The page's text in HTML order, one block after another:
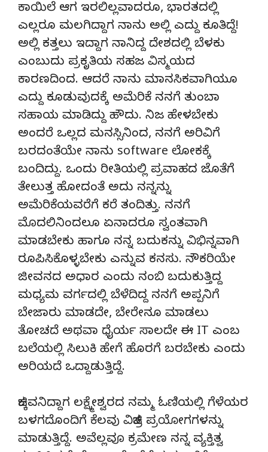
ಕಾಯಿಲೆ ಆಗ ಇರಲಿಲ್ಲವಾದರೂ, ಭಾರತದಲ್ಲಿ
ಎಲ್ಲರೂ ಮಲಗಿದ್ದಾಗ ನಾನು ಅಲ್ಲಿ ಎದ್ದು ಕೂತಿದ್ದೆ!
ಅಲ್ಲಿ ಕತ್ತಲು ಇದ್ದಾಗ ನಾನಿದ್ದ ದೇಶದಲ್ಲಿ ಬೆಳಕು
ಎಂಬುದು ಪ್ರಕೃತಿಯ ಸಹಜ ವಿಸ್ಮಯದ
ಕಾರಣದಿಂದ. ಆದರೆ ನಾನು ಮಾನಸಿಕವಾಗಿಯೂ
ಎದ್ದು ಕೂಡುವುದಕ್ಕೆ ಅಮೆರಿಕೆ ನನಗೆ ತುಂಬಾ
ಸಹಾಯ ಮಾಡಿದ್ದು ಹೌದು. ನಿಜ ಹೇಳಬೇಕು
ಅಂದರೆ ಒಲ್ಲದ ಮನಸ್ಸಿನಿಂದ, ನನಗೆ ಅರಿವಿಗೆ
ಬರದಂತೆಯೇ ನಾನು software ಲೋಕಕ್ಕೆ
ಬಂದಿದ್ದು. ಒಂದು ರೀತಿಯಲ್ಲಿ ಪ್ರವಾಹದ ಜೊತೆಗೆ
ತೇಲುತ್ತ ಹೋದಂತೆ ಅದು ನನ್ನನ್ನು
ಅಮೆರಿಕೆಯವರೆಗೆ ಕರೆ ತಂದಿತ್ತು. ನನಗೆ
ಮೊದಲಿನಿಂದಲೂ ಏನಾದರೂ ಸ್ವಂತವಾಗಿ
ಮಾಡಬೇಕು ಹಾಗೂ ನನ್ನ ಬದುಕನ್ನು ವಿಭಿನ್ನವಾಗಿ
ರೂಪಿಸಿಕೊಳ್ಳಬೇಕು ಎನ್ನುವ ಕನಸು. ನೌಕರಿಯೇ
ಜೀವನದ ಅಧಾರ ಎಂದು ನಂಬಿ ಬದುಕುತ್ತಿದ್ದ
ಮಧ್ಯಮ ವರ್ಗದಲ್ಲಿ ಬೆಳೆದಿದ್ದ ನನಗೆ ಅಪ್ಪನಿಗೆ
ಬೇಜಾರು ಮಾಡದೇ, ಬೇರೇನೂ ಮಾಡಲು
ತೋಚದೆ ಅಥವಾ ಧೈರ್ಯ ಸಾಲದೇ ಈ IT ಎಂಬ
ಬಲೆಯಲ್ಲಿ ಸಿಲುಕಿ ಹೇಗೆ ಹೊರಗೆ ಬರಬೇಕು ಎಂದು
ಅರಿಯದೆ ಒದ್ದಾಡುತ್ತಿದ್ದೆ.
ಚಿಕ್ಕವನಿದ್ದಾಗ ಲಕ್ಷ್ಮೇಶ್ವರದ ನಮ್ಮ ಓಣಿಯಲ್ಲಿ ಗೆಳೆಯರ
ಬಳಗದೊಂದಿಗೆ ಕೆಲವು ವಿಚಿತ್ರ ಪ್ರಯೋಗಗಳನ್ನು
ಮಾಡುತ್ತಿದ್ದೆ. ಅವೆಲ್ಲವೂ ಕ್ರಮೇಣ ನನ್ನ ವ್ಯಕ್ತಿತ್ವ